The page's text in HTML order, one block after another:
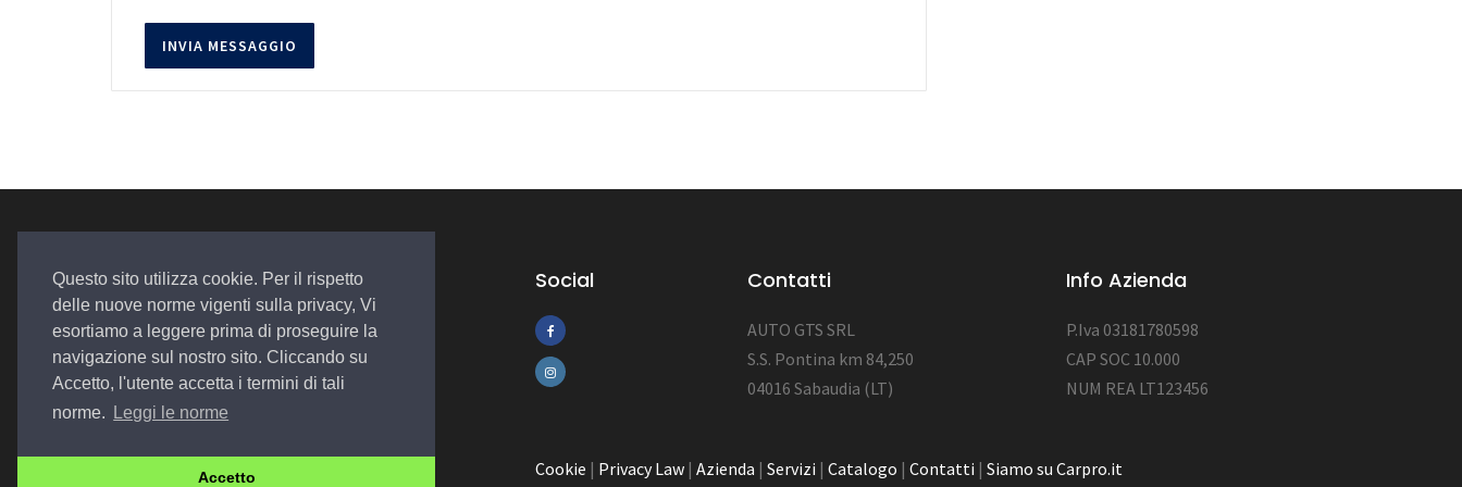
Questo sito utilizza cookie. Per il rispetto
delle nuove norme vigenti sulla privacy, Vi
esortiamo a leggere prima di proseguire la
navigazione sul nostro sito. Cliccando su
Accetto, l'utente accetta i termini di tali
norme.
Leggi le norme
Accetto
Auto. Assistenza. Qualità
Social Contatti
AUTO GTS SRL
S.S. Pontina km 84,250
04016 Sabaudia (LT)
Info Azienda
P.Iva 03181780598
CAP SOC 10.000
NUM REA LT123456
© 2022 Design byEGSoft Cookie | Privacy Law | Azienda | Servizi | Catalogo | Contatti | Siamo su Carpro.it